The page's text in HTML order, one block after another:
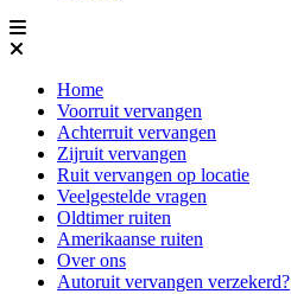
Home
Voorruit vervangen
Achterruit vervangen
Zijruit vervangen
Ruit vervangen op locatie
Veelgestelde vragen
Oldtimer ruiten
Amerikaanse ruiten
Over ons
Autoruit vervangen verzekerd?